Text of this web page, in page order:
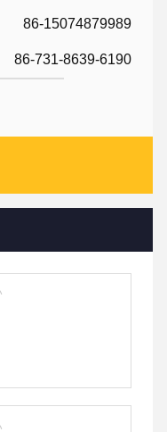
86-15074879989
86-731-8639-6190